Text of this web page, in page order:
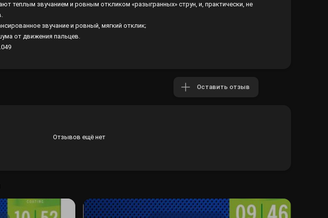
теплым звучанием и ровным откликом «разыгранных» струн, и, практически, не
звучание и ровный, мягкий отклик;
от движения пальцев.
Оставить отзыв
Отзывов ещё нет